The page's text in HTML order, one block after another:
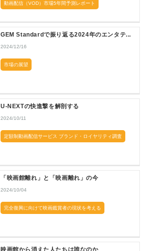
動画配信（VOD）市場5年間予測レポート
GEM Standardで振り返る2024年のエンタテ...
2024/12/16
市場の展望
U-NEXTの快進撃を解剖する
2024/10/11
定額制動画配信サービス ブランド・ロイヤリティ調査
「映画館離れ」と「映画離れ」の今
2024/10/04
完全復興に向けて映画鑑賞者の現状を考える
映画館から消えた人たちは誰なのか